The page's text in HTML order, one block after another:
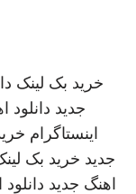
خرید بک لینک
جدید دانلود
اینستاگرام
جدید خرید بک
اهنگ جدید